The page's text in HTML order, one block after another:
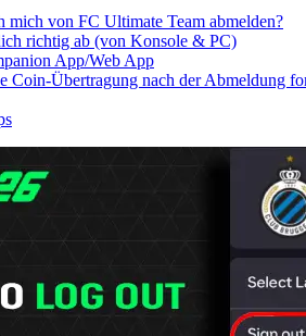
mich von FC Ultimate Team abmelden?
richtig ab (von Konsole & PC)
App/Web App
Coin-Übertragung nach der Abmeldung